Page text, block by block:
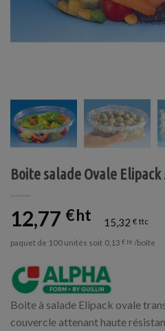
Boite salade Ovale Elipack
12,77 € 15,32 €
paquet de 100 unités soit 0,13 € /boîte
Boite à salade Elipack ovale
couvercle attenant haute